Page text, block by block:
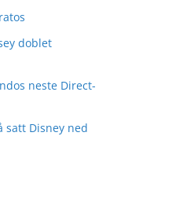
doblet
neste Direct-
satt Disney ned